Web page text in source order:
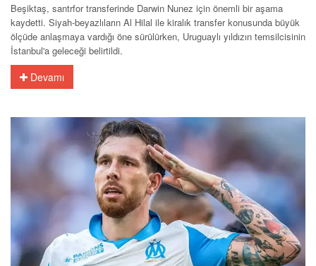
Beşiktaş, santrfor transferinde Darwin Nunez için önemli bir aşama
kaydetti. Siyah-beyazlıların Al Hilal ile kiralık transfer konusunda büyük
ölçüde anlaşmaya vardığı öne sürülürken, Uruguaylı yıldızın temsilcisinin
İstanbul'a geleceği belirtildi.
Devamı